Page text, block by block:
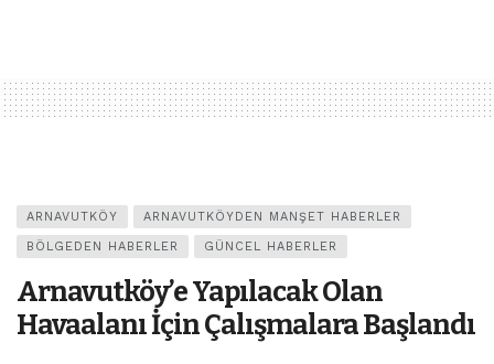
ARNAVUTKÖY ARNAVUTKÖYDEN MANŞET HABERLER
BÖLGEDEN HABERLER GÜNCEL HABERLER
Arnavutköy’e Yapılacak Olan
Havaalanı İçin Çalışmalara Başlandı